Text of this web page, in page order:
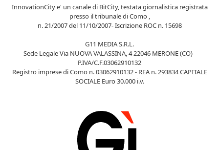
InnovationCity e' un canale di BitCity, testata giornalistica registrata
presso il tribunale di Como ,
n. 21/2007 del 11/10/2007- Iscrizione ROC n. 15698
G11 MEDIA S.R.L.
Sede Legale Via NUOVA VALASSINA, 4 22046 MERONE (CO) -
P.IVA/C.F.03062910132
Registro imprese di Como n. 03062910132 - REA n. 293834 CAPITALE
SOCIALE Euro 30.000 i.v.